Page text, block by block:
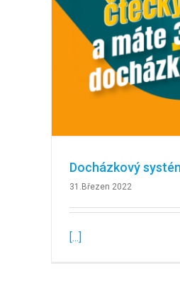
Docházkový
31.Březen 2022
[...]